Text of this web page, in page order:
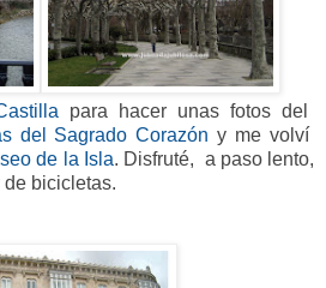
para hacer unas fotos del
del Sagrado Corazóny me volví
de la Isla. Disfruté, a paso lento,
de bicicletas.